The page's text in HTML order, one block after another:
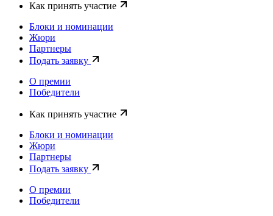
Как принять участие
Блоки и номинации
Жюри
Партнеры
Подать заявку
О премии
Победители
Как принять участие
Блоки и номинации
Жюри
Партнеры
Подать заявку
О премии
Победители